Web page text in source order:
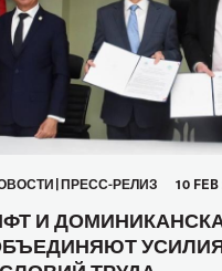
ПРЕСС-РЕЛИЗ 10
И